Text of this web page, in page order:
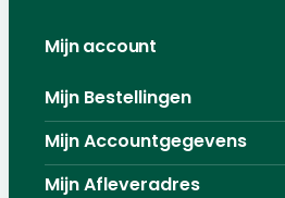
Mijn account
Mijn Bestellingen
Mijn Accountgegevens
Mijn Afleveradres